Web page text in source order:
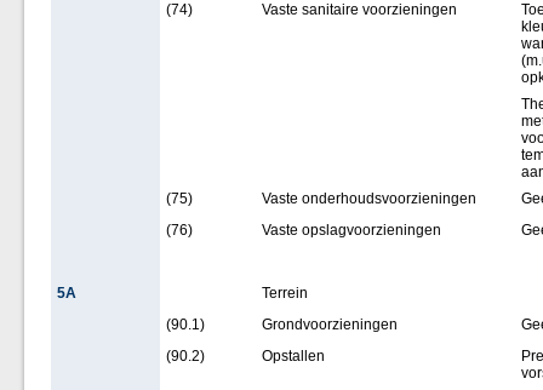
(74)
Vaste sanitaire voorzieningen
(75)
Vaste onderhoudsvoorzieningen
(76)
Vaste opslagvoorzieningen
5A
Terrein
(90.1)
Grondvoorzieningen
(90.2)
Opstallen